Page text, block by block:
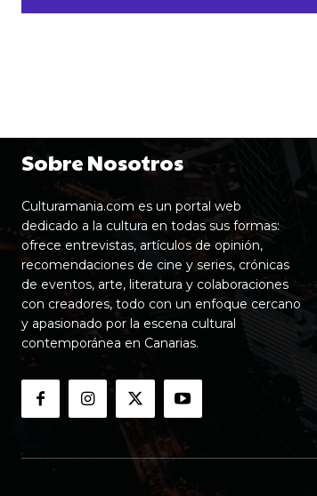
Sobre Nosotros
Culturamania.com es un portal web
dedicado a la cultura en todas sus formas:
ofrece entrevistas, artículos de opinión,
recomendaciones de cine y series, crónicas
de eventos, arte, literatura y colaboraciones
con creadores, todo con un enfoque cercano
y apasionado por la escena cultural
contemporánea en Canarias.